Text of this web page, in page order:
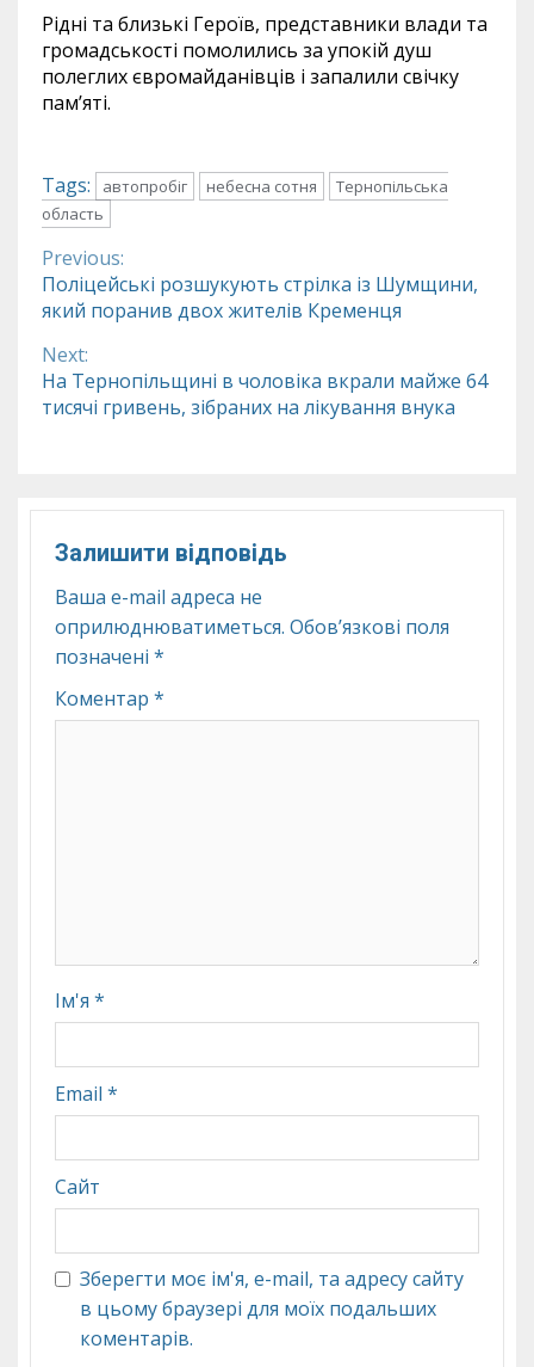
Рідні та близькі Героїв, представники влади та
громадськості помолились за упокій душ
полеглих євромайданівців і запалили свічку
пам’яті.
Tags: автопробіг небесна сотня
Тернопільська
область
Continue
Reading
Previous:
Поліцейські розшукують стрілка із Шумщини,
який поранив двох жителів Кременця
Next:
На Тернопільщині в чоловіка вкрали майже 64
тисячі гривень, зібраних на лікування внука
Залишити відповідь
Ваша e-mail адреса не
оприлюднюватиметься. Обов’язкові поля
позначені *
Коментар *
Ім'я *
Email *
Сайт
Зберегти моє ім'я, e-mail, та адресу сайту
в цьому браузері для моїх подальших
коментарів.